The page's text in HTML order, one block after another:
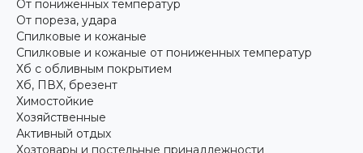
От пониженных температур
От пореза, удара
Спилковые и кожаные
Спилковые и кожаные от пониженных температур
Хб с обливным покрытием
Хб, ПВХ, брезент
Химостойкие
Хозяйственные
Активный отдых
Хозтовары и постельные принадлежности